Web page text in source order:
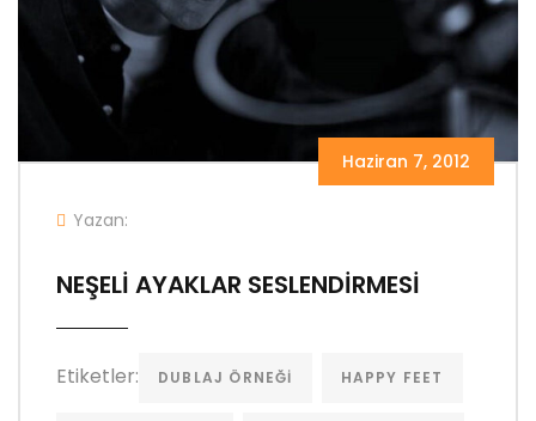
Haziran 7, 2012
Yazan:
NEŞELİ AYAKLAR SESLENDİRMESİ
Etiketler: DUBLAJ ÖRNEĞI HAPPY FEET